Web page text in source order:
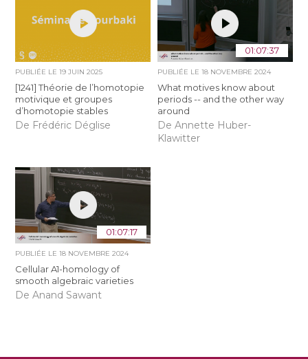
PUBLIÉE LE19 JUIN 2025
[1241] Théorie de l’homotopie
motivique et groupes
d’homotopie stables
De Frédéric Déglise
01:07:37
PUBLIÉE LE 18 NOVEMBRE 2024
What motives know about
periods -- and the other way
around
De Annette Huber-
Klawitter
01:07:17
PUBLIÉE LE18 NOVEMBRE 2024
Cellular A1-homology of
smooth algebraic varieties
De Anand Sawant